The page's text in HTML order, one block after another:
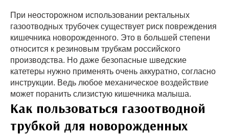
При неосторожном использовании ректальных
газоотводных трубочек существует риск повреждения
кишечника новорожденного. Это в большей степени
относится к резиновым трубкам российского
производства. Но даже безопасные шведские
катетеры нужно применять очень аккуратно, согласно
инструкции. Ведь любое механическое воздействие
может поранить слизистую кишечника малыша.
Как пользоваться газоотводной
трубкой для новорожденных